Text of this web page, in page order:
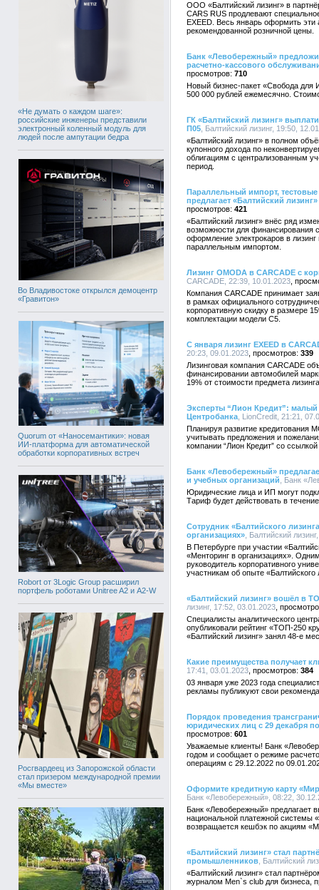
«Не думать о каждом шаге»:
российские инженеры представили
электронный коленный модуль для
людей после ампутации бедра
Во Владивостоке открылся демоцентр
«Гравитон»
Quorum от «Наносемантики»: новая
ИИ-платформа для автоматической
обработки корпоративных встреч
Robort от 3Logic Group расширил
портфель роботами Unitree A2 и A2-W
Росгвардеец из Запорожской области
стал призером международной премии
«Мы вместе»
ООО «Балтийский лизинг» в
CARS RUS продлевают
EXEED. Весь январь оформить эти
рекомендованной розничной цены.
Банк «Левобережный»
расчетно-кассового
710
Новый бизнес-пакет «Свобода для
500 000 рублей ежемесячно.
ГК «Балтийский лизинг»
П05 , Балтийский лизинг, 19:50,
«Балтийский лизинг» в полном
купонного дохода по
облигациям с централизованным
период.
Параллельный импорт, тестовые
предлагает «Балтийский лизинг»
421
«Балтийский лизинг» внёс ряд
возможности для финансирования
оформление электрокаров в лизинг
параллельным импортом.
Лизинг OMODA в CARCADE с
CARCADE, 22:39, 10.01.2023
Компания CARCADE принимает
в рамках официального
корпоративную скидку в размере
комплектации модели С5.
С января лизинг EXEED в
20:23, 09.01.2023
339
Лизинговая компания CARCADE
финансировании автомобилей
19% от стоимости предмета
Эксперты “Лион Кредит”:
Центробанка , LionCredit, 21:21,
Планируя развитие кредитования
учитывать предложения и
компании “Лион Кредит” со
Банк «Левобережный»
и учебных организаций , Банк
Юридические лица и ИП могут
Тариф будет действовать в
Сотрудник «Балтийского
организациях» , Балтийский
В Петербурге при участии
«Менторинг в организациях».
руководитель корпоративного
участникам об опыте
«Балтийский лизинг» вошёл в
лизинг, 17:52, 03.01.2023
Специалисты аналитического
опубликовали рейтинг «ТОП-250
«Балтийский лизинг» занял 48-е
Какие преимущества получает
17:41, 03.01.2023
384
03 января уже 2023 года
рекламы публикуют свои
Порядок проведения
юридических лиц с 29 декабря
601
Уважаемые клиенты! Банк
годом и сообщает о режиме
операциям c 29.12.2022 по
Оформите кредитную карту
Банк «Левобережный», 08:22,
Банк «Левобережный» предлагает
национальной платежной системы
возвращается кешбэк по акциям
«Балтийский лизинг» стал
промышленников , Балтийский
«Балтийский лизинг» стал
журналом Men`s club для бизнеса,